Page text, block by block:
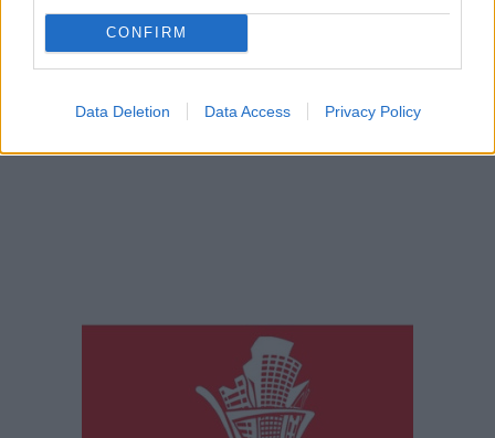
CONFIRM
Data Deletion Data Access Privacy Policy